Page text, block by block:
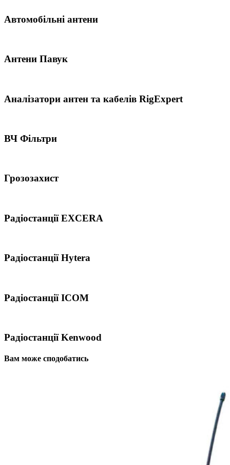
Автомобільні антени
Антени Павук
Аналізатори антен та кабелів RigExpert
ВЧ Фільтри
Грозозахист
Радіостанції EXCERA
Радіостанції Hytera
Радіостанції ICOM
Радіостанції Kenwood
Вам може сподобатись